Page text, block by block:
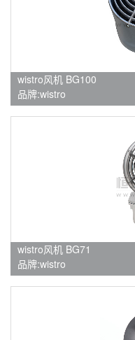
wistro风机 BG100
品牌:wistro
wistro风机 BG71
品牌:wistro